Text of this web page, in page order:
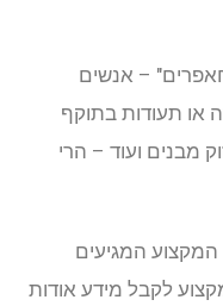
– אנשים
או תעודות בתוקף
מבנים ועוד – הרי
המגיעים
לקבל מידע אודות